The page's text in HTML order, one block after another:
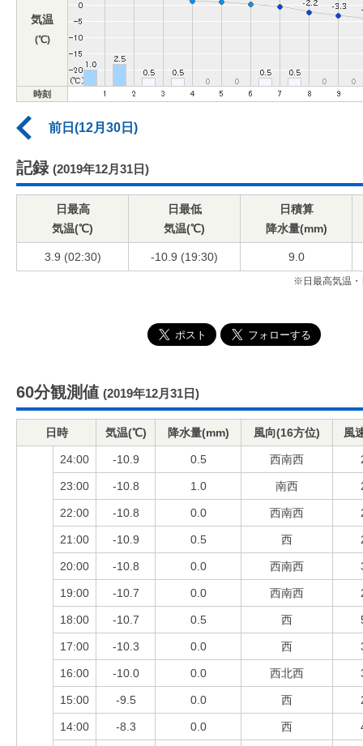
気温
(℃)
時刻
前日(12月30日)
記録 (2019年12月31日)
日最高
気温(℃)
日最低
気温(℃)
日積算
降水量(mm)
3.9 (02:30) -10.9 (19:30) 9.0
※日最高気温・
60分観測値 (2019年12月31日)
日時 気温(℃) 降水量(mm) 風向(16方位) 風
24:00 -10.9 0.5 西南西
23:00 -10.8 1.0 南西
22:00 -10.8 0.0 西南西
21:00 -10.9 0.5 西
20:00 -10.8 0.0 西南西
19:00 -10.7 0.0 西南西
18:00 -10.7 0.5 西
17:00 -10.3 0.0 西
16:00 -10.0 0.0 西北西
15:00 -9.5 0.0 西
14:00 -8.3 0.0 西